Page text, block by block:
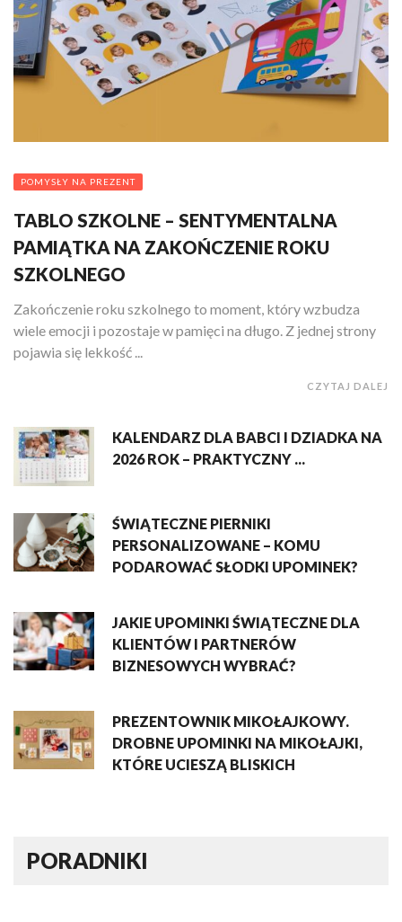
POMYSŁY NA PREZENT
TABLO SZKOLNE – SENTYMENTALNA
PAMIĄTKA NA ZAKOŃCZENIE ROKU
SZKOLNEGO
Zakończenie roku szkolnego to moment, który wzbudza
wiele emocji i pozostaje w pamięci na długo. Z jednej strony
pojawia się lekkość ...
CZYTAJ DALEJ
KALENDARZ DLA BABCI I DZIADKA NA
2026 ROK – PRAKTYCZNY ...
ŚWIĄTECZNE PIERNIKI
PERSONALIZOWANE – KOMU
PODAROWAĆ SŁODKI UPOMINEK?
JAKIE UPOMINKI ŚWIĄTECZNE DLA
KLIENTÓW I PARTNERÓW
BIZNESOWYCH WYBRAĆ?
PREZENTOWNIK MIKOŁAJKOWY.
DROBNE UPOMINKI NA MIKOŁAJKI,
KTÓRE UCIESZĄ BLISKICH
PORADNIKI